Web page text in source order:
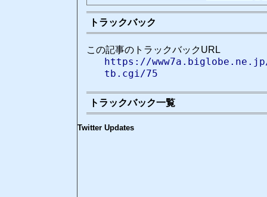
トラックバック
この記事のトラックバックURL
https://
tb.cgi/75
トラックバック一覧
Twitter Updates